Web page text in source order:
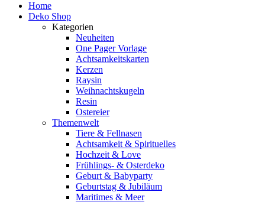
Home
Deko Shop
Kategorien
Neuheiten
One Pager Vorlage
Achtsamkeitskarten
Kerzen
Raysin
Weihnachtskugeln
Resin
Ostereier
Themenwelt
Tiere & Fellnasen
Achtsamkeit & Spirituelles
Hochzeit & Love
Frühlings- & Osterdeko
Geburt & Babyparty
Geburtstag & Jubiläum
Maritimes & Meer